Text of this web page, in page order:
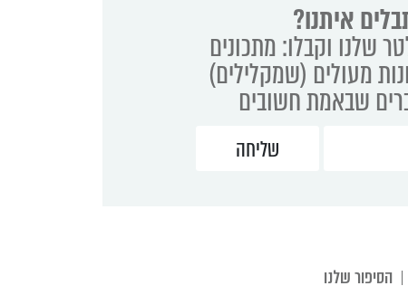
איתנו?
שלנו וקבלו: מתכונים
מעולים (שמקלילים)
שבאמת חשובים
הסיפור שלנו